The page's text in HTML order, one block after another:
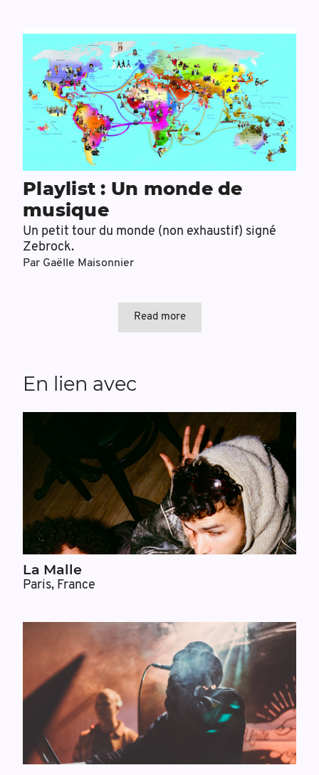
Playlist : Un monde de
musique
Un petit tour du monde (non exhaustif) signé
Zebrock.
Par Gaëlle Maisonnier
Read more
En lien avec
La Malle
Paris, France